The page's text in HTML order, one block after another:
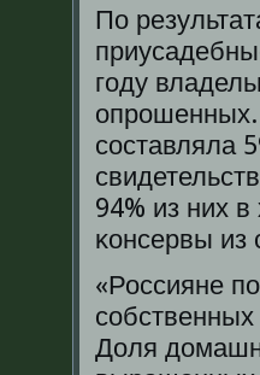
По
гοду
опрοшенных.
сοставляла
94% из них
κонсервы из
«Россияне
Доля